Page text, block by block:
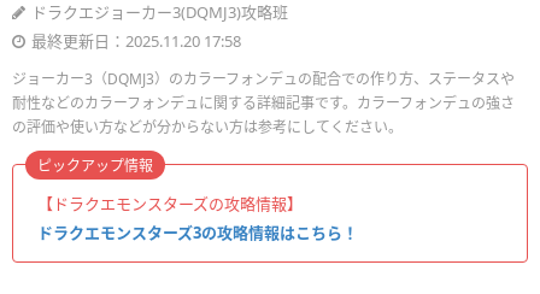
ドラクエジョーカー3(DQMJ3)攻略班
最終更新日：2025.11.20 17:58
ジョーカー3（DQMJ3）のカラーフォンデュの配合での作り方、ステータスや
耐性などのカラーフォンデュに関する詳細記事です。カラーフォンデュの強さ
の評価や使い方などが分からない方は参考にしてください。
【ドラクエモンスターズの攻略情報】
ドラクエモンスターズ3の攻略情報はこちら！
ピックアップ情報